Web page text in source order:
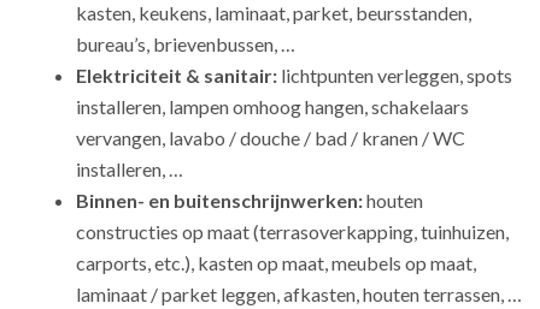
kasten, keukens, laminaat, parket, beursstanden,
bureau’s, brievenbussen, …
Elektriciteit & sanitair: lichtpunten verleggen, spots
installeren, lampen omhoog hangen, schakelaars
vervangen, lavabo / douche / bad / kranen / WC
installeren, …
Binnen- en buitenschrijnwerken:houten
constructies op maat (terrasoverkapping, tuinhuizen,
carports, etc.), kasten op maat, meubels op maat,
laminaat / parket leggen, afkasten, houten terrassen, …